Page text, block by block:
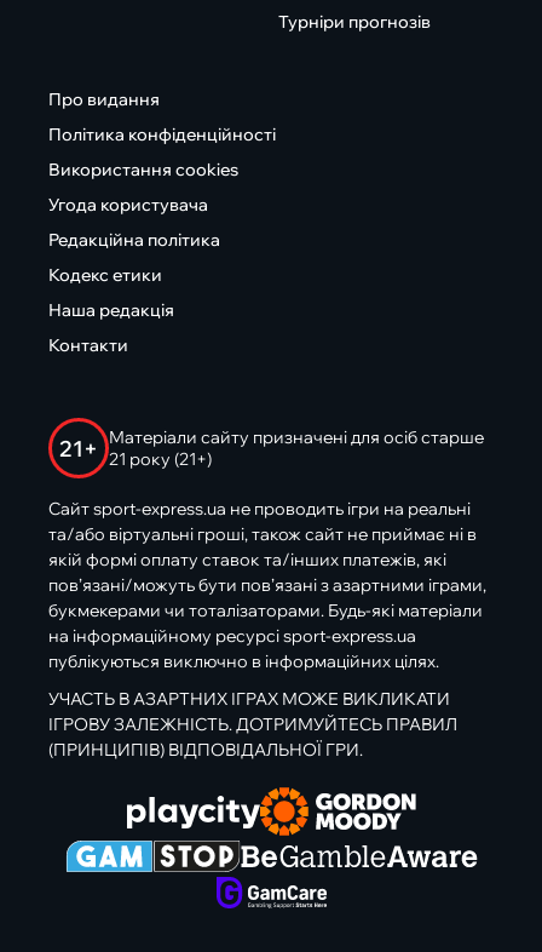
Турніри прогнозів
Про видання
Політика конфіденційності
Використання cookies
Угода користувача
Редакційна політика
Кодекс етики
Наша редакція
Контакти
21+
Матеріали сайту призначені для осіб старше
21 року (21+)
Сайт sport-express.ua не проводить ігри на реальні
та/або віртуальні гроші, також сайт не приймає ні в
якій формі оплату ставок та/інших платежів, які
пов’язані/можуть бути пов’язані з азартними іграми,
букмекерами чи тоталізаторами. Будь-які матеріали
на інформаційному ресурсі sport-express.ua
публікуються виключно в інформаційних цілях.
УЧАСТЬ В АЗАРТНИХ ІГРАХ МОЖЕ ВИКЛИКАТИ
ІГРОВУ ЗАЛЕЖНІСТЬ. ДОТРИМУЙТЕСЬ ПРАВИЛ
(ПРИНЦИПІВ) ВІДПОВІДАЛЬНОЇ ГРИ.